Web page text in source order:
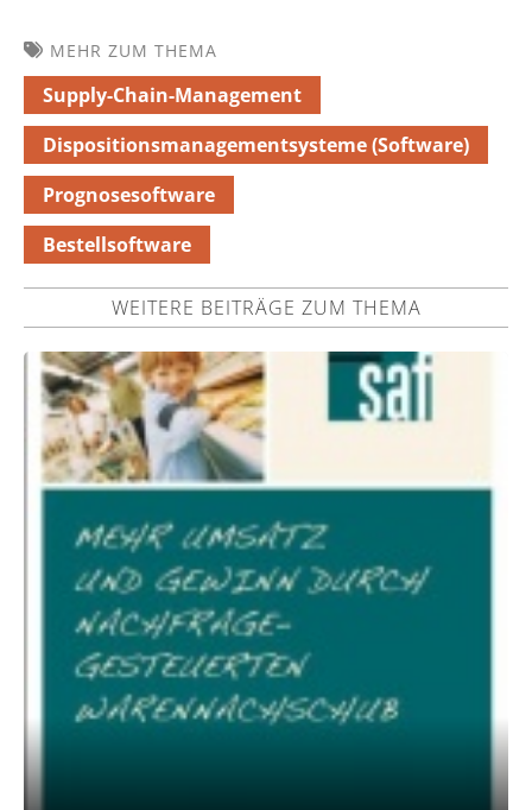
MEHR ZUM THEMA
Supply-Chain-Management
Dispositionsmanagementsysteme (Software)
Prognosesoftware
Bestellsoftware
WEITERE BEITRÄGE ZUM THEMA